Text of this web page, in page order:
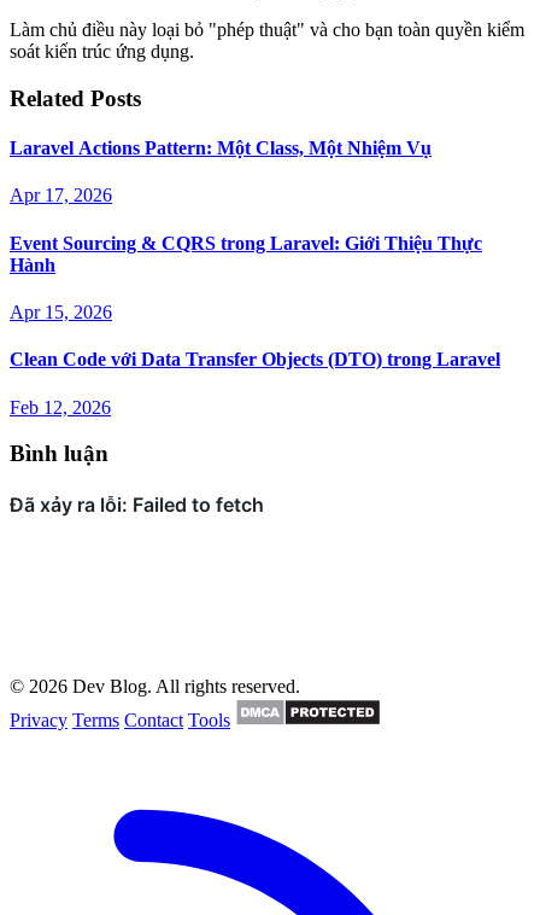
Làm chủ điều này loại bỏ "phép thuật" và cho bạn toàn quyền kiểm
soát kiến trúc ứng dụng.
Related Posts
Laravel Actions Pattern: Một Class, Một Nhiệm Vụ
Apr 17, 2026
Event Sourcing & CQRS trong Laravel: Giới Thiệu Thực
Hành
Apr 15, 2026
Clean Code với Data Transfer Objects (DTO) trong Laravel
Feb 12, 2026
Bình luận
© 2026 Dev Blog. All rights reserved.
Privacy Terms Contact Tools